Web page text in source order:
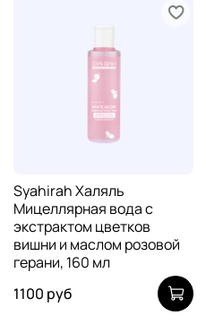
Syahirah Халяль
Мицеллярная вода с
экстрактом цветков
вишни и маслом розовой
герани, 160 мл
1100 руб